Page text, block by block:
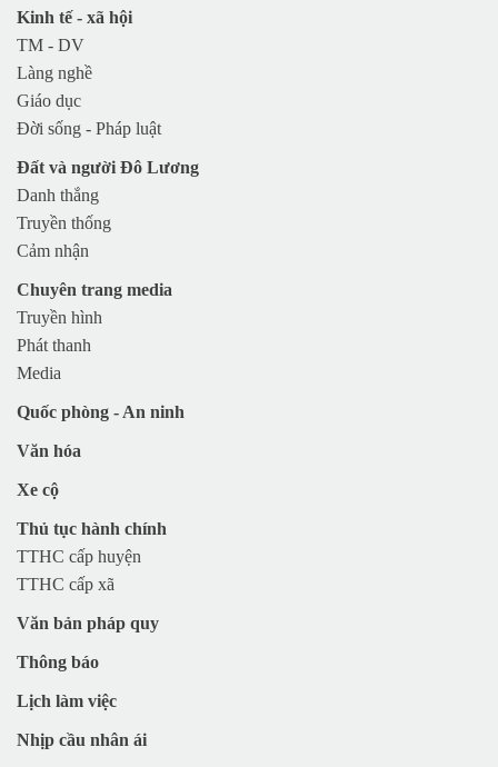
Huyện Diễn Châu
TP Vinh
TX Cửa Lò
TX Hoàng Mai
Huyện Nghi Lộc
Huyện Hưng Nguyên
Huyện Con Cuông
Kinh tế - xã hội
TM - DV
Làng nghề
Giáo dục
Đời sống - Pháp luật
Đất và người Đô Lương
Danh thắng
Truyền thống
Cảm nhận
Chuyên trang media
Truyền hình
Phát thanh
Media
Quốc phòng - An ninh
Văn hóa
Xe cộ
Thủ tục hành chính
TTHC cấp huyện
TTHC cấp xã
Văn bản pháp quy
Thông báo
Lịch làm việc
Nhịp cầu nhân ái